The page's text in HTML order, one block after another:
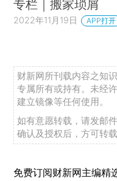
专栏｜搬家琐屑
2022年11月19日 APP打开
财新网所刊载内容之知
专属所有或持有。未经
建立镜像等任何使用。
如有意愿转载，请发邮
确认及授权后，方可转载
免费订阅财新网主编精